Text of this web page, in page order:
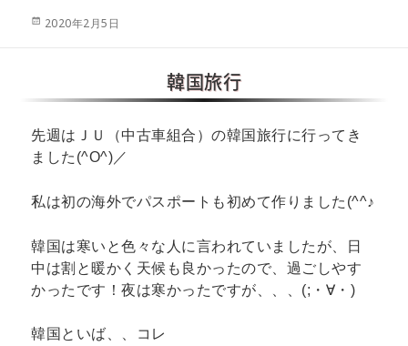
投
2020年2月5日
韓国旅行
先週はＪＵ（中古車組合）の韓国旅行に行ってき
ました(^O^)／
私は初の海外でパスポートも初めて作りました(^^♪
韓国は寒いと色々な人に言われていましたが、日
中は割と暖かく天候も良かったので、過ごしやす
かったです！夜は寒かったですが、、、(;・∀・)
韓国といば、、コレ